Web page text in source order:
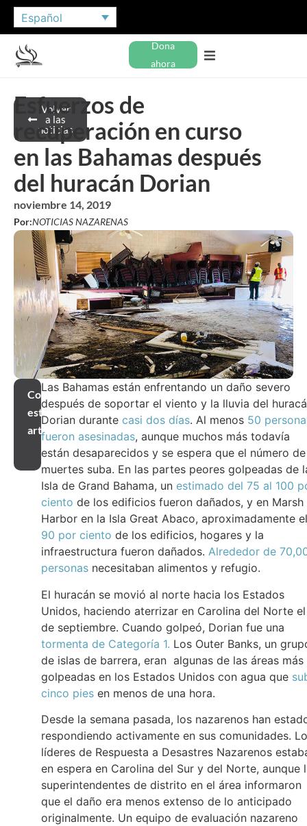
Español
Dona
ahora
Volver
a las
noticias
Esfuerzos de
recuperación en curso
en las Bahamas después
del huracán Dorian
noviembre 14, 2019
Por:NOTICIAS NAZARENAS
Compartir
este
artículo
Las Bahamas están enfrentando un daño severo
después de soportar el viento y la lluvia del
Dorian durante casi dos días. Al menos 50
fueron asesinadas, aunque muchos más todavía
están desaparecidos y se espera que el número de
muertes suba. En las partes peores golpeadas de
Isla de Grand Bahama, un estimado del 75 al 100
ciento de los edificios fueron dañados, y en Marsh
Harbor en la Isla Great Abaco, aproximadamente el
90 por ciento de los edificios, hogares y la
infraestructura fueron dañados. Alrededor de
personas necesitaban alimentos y refugio.
El huracán se movió al norte hacia los Estados
Unidos, haciendo aterrizar en Carolina del Norte
de septiembre. Cuando golpeó, Dorian fue una
tormenta de Categoría 1. Los Outer Banks, un
de islas de barrera, eran algunas de las áreas más
golpeadas en los Estados Unidos con agua que
cinco pies en menos de una hora.
Desde la semana pasada, los nazarenos han
respondiendo activamente en sus comunidades.
líderes de Respuesta a Desastres Nazarenos
en espera en Carolina del Sur y del Norte, aunque
superintendentes de distrito en el área informaron
que el daño era menos extenso de lo anticipado
originalmente. Un equipo de evaluación nazareno